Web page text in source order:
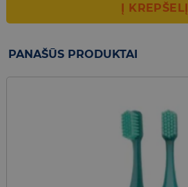
Į KREPŠELĮ
PANAŠŪS PRODUKTAI